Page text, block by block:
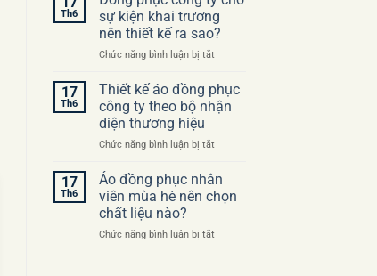
đồng
phục
công
khi
đặt
may
đồng
công
ty
lần
Th6
sự kiện khai trương
nên thiết kế ra sao?
Chức năng bình luận bị tắtở
phục
công
ty
sự
khai
trương
nên
kế
17
Th6
Thiết kế áo đồng phục
công ty theo bộ nhận
diện thương hiệu
Chức năng bình luận bị tắtở
kế
áo
đồng
công
17
Th6
Áo đồng phục nhân
viên mùa hè nên chọn
chất liệu nào?
Chức năng bình luận bị tắtở